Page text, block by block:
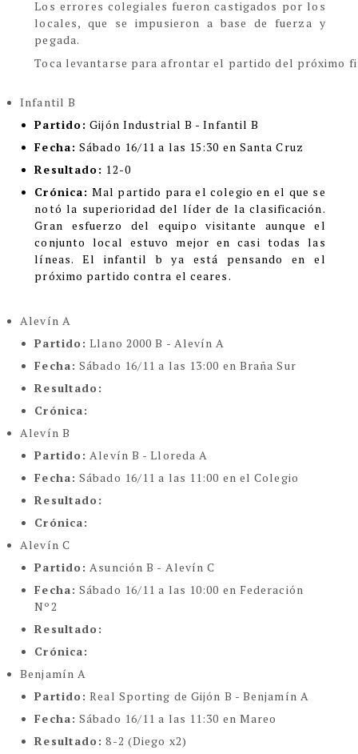
Los errores colegiales fueron castigados por los
locales, que se impusieron a base de fuerza y
pegada.
Toca levantarse para afrontar el partido del próximo
Infantil B
Partido: Gijón Industrial B - Infantil B
Fecha: Sábado 16/11 a las 15:30 en Santa Cruz
Resultado: 12-0
Crónica: Mal partido para el colegio en el que se
notó la superioridad del líder de la clasificación.
Gran esfuerzo del equipo visitante aunque el
conjunto local estuvo mejor en casi todas las
líneas. El infantil b ya está pensando en el
próximo partido contra el ceares.
Alevín A
Partido: Llano 2000 B - Alevín A
Fecha: Sábado 16/11 a las 13:00 en Braña Sur
Resultado:
Crónica:
Alevín B
Partido: Alevín B - Lloreda A
Fecha: Sábado 16/11 a las 11:00 en el Colegio
Resultado:
Crónica:
Alevín C
Partido: Asunción B - Alevín C
Fecha: Sábado 16/11 a las 10:00 en Federación
Nº2
Resultado:
Crónica:
Benjamín A
Partido: Real Sporting de Gijón B - Benjamín A
Fecha: Sábado 16/11 a las 11:30 en Mareo
Resultado: 8-2 (Diego x2)